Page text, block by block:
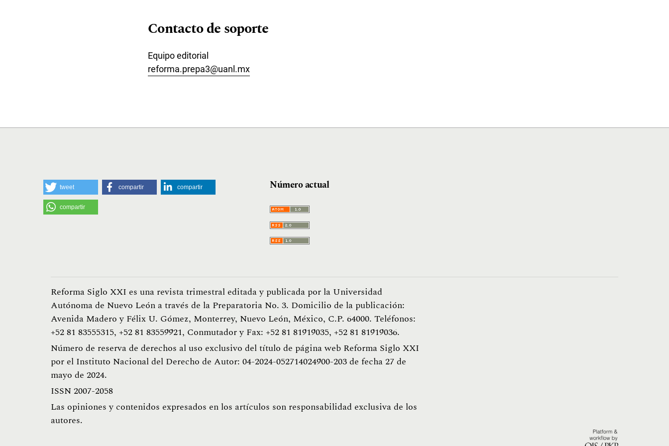
Contacto de soporte
Equipo editorial
reforma.prepa3@uanl.mx
tweet compartir compartir
compartir
Número actual
Reforma Siglo XXI es una revista trimestral editada y publicada por la Universidad
Autónoma de Nuevo León a través de la Preparatoria No. 3. Domicilio de la publicación:
Avenida Madero y Félix U. Gómez, Monterrey, Nuevo León, México, C.P. 64000. Teléfonos:
+52 81 83555315, +52 81 83559921, Conmutador y Fax: +52 81 81919035, +52 81 81919036.
Número de reserva de derechos al uso exclusivo del título de página web Reforma Siglo XXI
por el Instituto Nacional del Derecho de Autor: 04-2024-052714024900-203 de fecha 27 de
mayo de 2024.
ISSN 2007-2058
Las opiniones y contenidos expresados en los artículos son responsabilidad exclusiva de los
autores.